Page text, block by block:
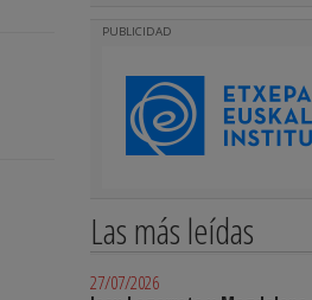
PUBLICIDAD
Las más leídas
27/07/2026